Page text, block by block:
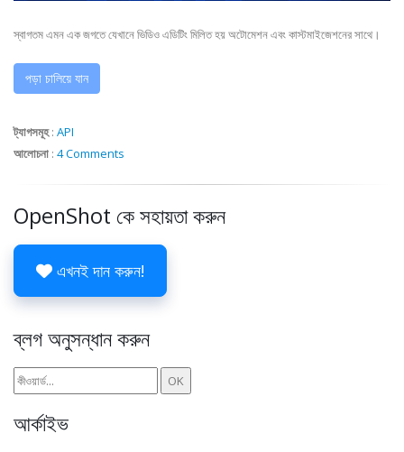
স্বাগতম এমন এক জগতে যেখানে ভিডিও এডিটিং মিলিত হয় অটোমেশন এবং কাস্টমাইজেশনের সাথে।
পড়া চালিয়ে যান
ট্যাগসমূহ: API
আলোচনা : 4 Comments
OpenShot কে সহায়তা করুন
এখনই দান করুন!
ব্লগ অনুসন্ধান করুন
আর্কাইভ